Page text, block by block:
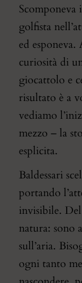
golfista
ed esponeva.
curiosità di
giocattolo e
risultato è a
vediamo
mezzo – la
esplicita.
Baldessari
portando
invisibile.
natura: sono
sull’aria.
ogni tanto